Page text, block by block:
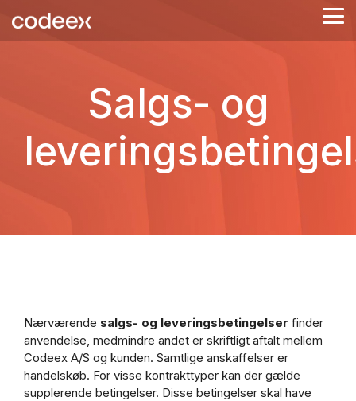
to
the
Salgs- og
Nærværende salgs- og leveringsbetingelser finder
anvendelse, medmindre andet er skriftligt aftalt mellem
Codeex A/S og kunden. Samtlige anskaffelser er
handelskøb. For visse kontrakttyper kan der gælde
supplerende betingelser. Disse betingelser skal have